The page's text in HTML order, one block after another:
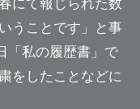
にて報じられた数
うことです」と事
「私の履歴書」で
をしたことなどに